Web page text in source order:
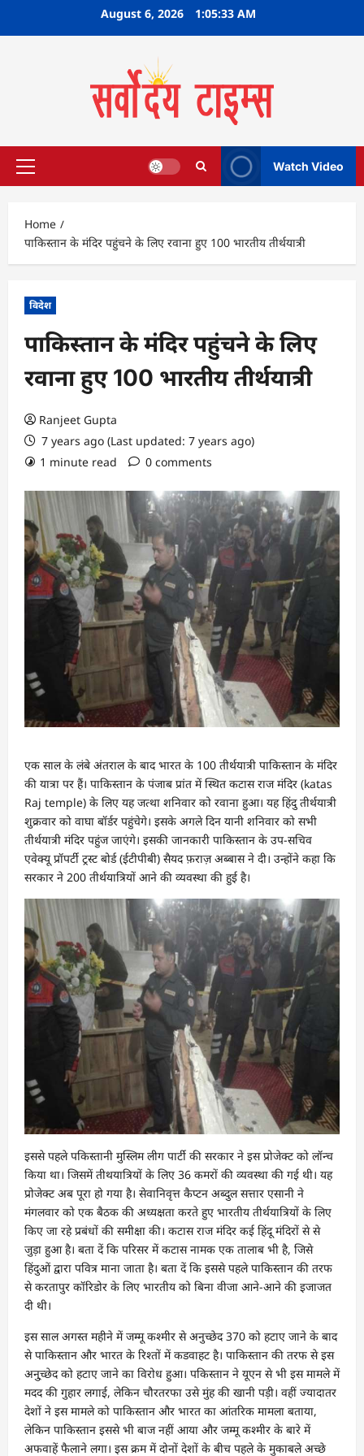
August 6, 2026 1:05:34 AM
Primary
Watch Video
Home
पाकिस्तान के मंदिर पहुंचने के लिए रवाना हुए 100 भारतीय तीर्थयात्री
विदेश
पाकिस्तान के मंदिर पहुंचने के लिए
रवाना हुए 100 भारतीय तीर्थयात्री
Ranjeet Gupta
7 years ago (Last updated: 7 years ago)
1 minute read
0 comments
एक साल के लंबे अंतराल के बाद भारत के 100 तीर्थयात्री पाकिस्तान के मंदिर
की यात्रा पर हैं। पाकिस्तान के पंजाब प्रांत में स्थित कटास राज मंदिर (katas
Raj temple) के लिए यह जत्था शनिवार को रवाना हुआ। यह हिंदु तीर्थयात्री
शुक्रवार को वाघा बॉर्डर पहुंचेगे। इसके अगले दिन यानी शनिवार को सभी
तीर्थयात्री मंदिर पहुंज जाएंगे। इसकी जानकारी पाकिस्तान के उप-सचिव
एवेक्यू प्रॉपर्टी ट्रस्ट बोर्ड (ईटीपीबी) सैयद फ़राज़ अब्बास ने दी। उन्होंने कहा कि
सरकार ने 200 तीर्थयात्रियों आने की व्यवस्था की हुई है।
इससे पहले पकिस्तानी मुस्लिम लीग पार्टी की सरकार ने इस प्रोजेक्ट को लॉन्च
किया था। जिसमें तीथयात्रियों के लिए 36 कमरों की व्यवस्था की गई थी। यह
प्रोजेक्ट अब पूरा हो गया है। सेवानिवृत्त कैप्टन अब्दुल सत्तार एसानी ने
मंगलवार को एक बैठक की अध्यक्षता करते हुए भारतीय तीर्थयात्रियों के लिए
किए जा रहे प्रबंधों की समीक्षा की। कटास राज मंदिर कई हिंदू मंदिरों से से
जुड़ा हुआ है। बता दें कि परिसर में कटास नामक एक तालाब भी है, जिसे
हिंदुओं द्वारा पवित्र माना जाता है। बता दें कि इससे पहले पाकिस्तान की तरफ
से करतापुर कॉरिडोर के लिए भारतीय को बिना वीजा आने-आने की इजाजत
दी थी।
इस साल अगस्त महीने में जम्मू कश्मीर से अनुच्छेद 370 को हटाए जाने के बाद
से पाकिस्तान और भारत के रिश्तों में कडवाहट है। पाकिस्तान की तरफ से इस
अनु्च्छेद को हटाए जाने का विरोध हुआ। पकिस्तान ने यूएन से भी इस मामले में
मदद की गुहार लगाई, लेकिन चौरतरफा उसे मुंह की खानी पड़ी। वहीं ज्यादातर
देशों ने इस मामले को पाकिस्तान और भारत का आंतरिक मामला बताया,
लेकिन पाकिस्तान इससे भी बाज नहीं आया और जम्मू कश्मीर के बारे में
अफवाहें फैलाने लगा। इस क्रम में दोनों देशों के बीच पहले के मुकाबले अच्छे